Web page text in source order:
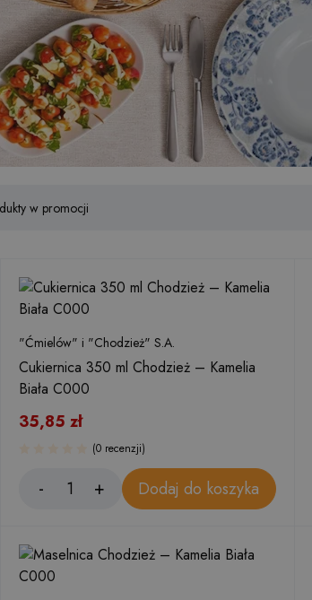
w promocji
"Ćmielów" i "Chodzież" S.A.
Cukiernica 350 ml Chodzież – Kamelia
Biała C000
35,85 zł
(0 recenzji)
Dodaj do koszyka